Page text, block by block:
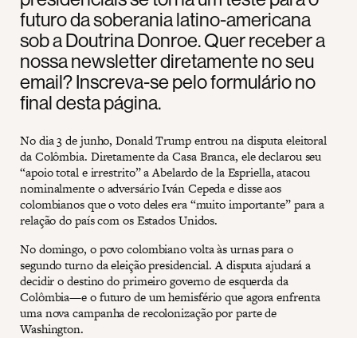
futuro da soberania latino-americana
sob a Doutrina Donroe. Quer receber a
nossa newsletter diretamente no seu
email? Inscreva-se pelo formulário no
final desta página.
No dia 3 de junho, Donald Trump entrou na disputa eleitoral
da Colômbia. Diretamente da Casa Branca, ele declarou seu
“apoio total e irrestrito” a Abelardo de la Espriella, atacou
nominalmente o adversário Iván Cepeda e disse aos
colombianos que o voto deles era “muito importante” para a
relação do país com os Estados Unidos.
No domingo, o povo colombiano volta às urnas para o
segundo turno da eleição presidencial. A disputa ajudará a
decidir o destino do primeiro governo de esquerda da
Colômbia—e o futuro de um hemisfério que agora enfrenta
uma nova campanha de recolonização por parte de
Washington.